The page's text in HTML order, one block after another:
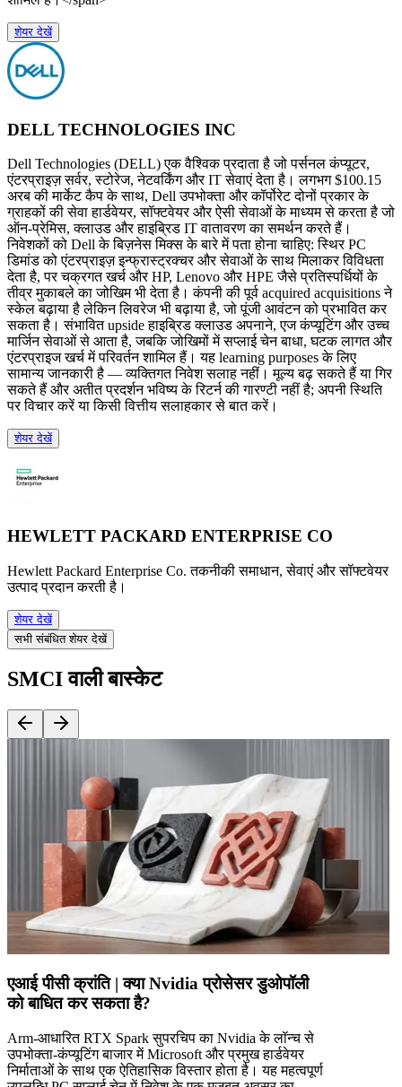
शेयर देखें
DELL TECHNOLOGIES INC
Dell Technologies (DELL) एक वैश्विक प्रदाता है जो पर्सनल कंप्यूटर,
एंटरप्राइज़ सर्वर, स्टोरेज, नेटवर्किंग और IT सेवाएं देता है। लगभग $100.15
अरब की मार्केट कैप के साथ, Dell उपभोक्ता और कॉर्पोरेट दोनों प्रकार के
ग्राहकों की सेवा हार्डवेयर, सॉफ्टवेयर और ऐसी सेवाओं के माध्यम से करता है जो
ऑन-प्रेमिस, क्लाउड और हाइब्रिड IT वातावरण का समर्थन करते हैं।
निवेशकों को Dell के बिज़नेस मिक्स के बारे में पता होना चाहिए: स्थिर PC
डिमांड को एंटरप्राइज़ इन्फ्रास्ट्रक्चर और सेवाओं के साथ मिलाकर विविधता
देता है, पर चक्रगत खर्च और HP, Lenovo और HPE जैसे प्रतिस्पर्धियों के
तीव्र मुकाबले का जोखिम भी देता है। कंपनी की पूर्व acquired acquisitions ने
स्केल बढ़ाया है लेकिन लिवरेज भी बढ़ाया है, जो पूंजी आवंटन को प्रभावित कर
सकता है। संभावित upside हाइब्रिड क्लाउड अपनाने, एज कंप्यूटिंग और उच्च
मार्जिन सेवाओं से आता है, जबकि जोखिमों में सप्लाई चेन बाधा, घटक लागत और
एंटरप्राइज खर्च में परिवर्तन शामिल हैं। यह learning purposes के लिए
सामान्य जानकारी है — व्यक्तिगत निवेश सलाह नहीं। मूल्य बढ़ सकते हैं या गिर
सकते हैं और अतीत प्रदर्शन भविष्य के रिटर्न की गारण्टी नहीं है; अपनी स्थिति
पर विचार करें या किसी वित्तीय सलाहकार से बात करें।
शेयर देखें
HEWLETT PACKARD ENTERPRISE CO
Hewlett Packard Enterprise Co. तकनीकी समाधान, सेवाएं और सॉफ्टवेयर
उत्पाद प्रदान करती है।
शेयर देखें
सभी संबंधित शेयर देखें
SMCI वाली बास्केट
एआई पीसी क्रांति | क्या Nvidia प्रोसेसर डुओपॉली
को बाधित कर सकता है?
Arm-आधारित RTX Spark सुपरचिप का Nvidia के लॉन्च से
उपभोक्ता-कंप्यूटिंग बाजार में Microsoft और प्रमुख हार्डवेयर
निर्माताओं के साथ एक ऐतिहासिक विस्तार होता है। यह महत्वपूर्ण